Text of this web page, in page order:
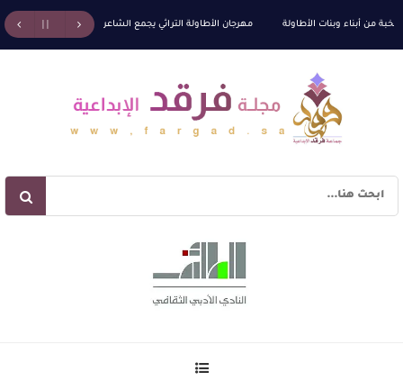
من أبناء وبنات الأطاولة مهرجان الأطاولة التراثي يجمع الشاعر عبدالواحد بجمهوره
) للدكتورة زينب الخضيري